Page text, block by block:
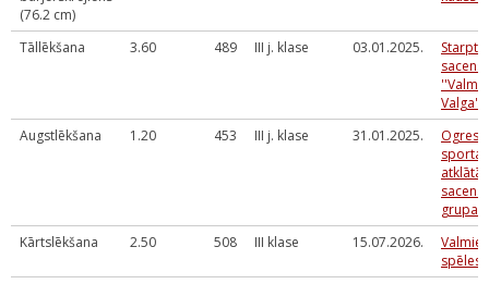
(76.2 cm)
Tāllēkšana 3.60 489 III j. klase 03.01.2025.
Valga''
Augstlēkšana
1.20 453 III j. klase 31.01.2025.
Ogres
sporta
atklātās
grupai
Kārtslēkšana
2.50 508 III klase 15.07.2026.
spēles